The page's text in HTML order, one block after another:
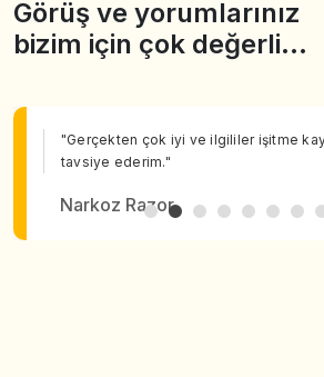
Görüş ve yorumlarınız
bizim için çok değerli…
"Gerçekten çok iyi ve ilgililer işitme
tavsiye ederim."
Narkoz Razor